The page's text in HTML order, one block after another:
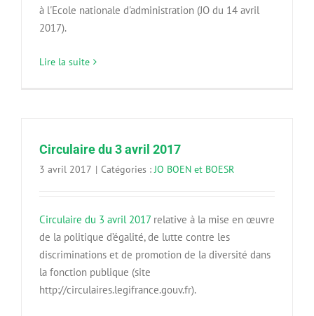
à l'Ecole nationale d'administration (JO du 14 avril
2017).
Lire la suite
Circulaire du 3 avril 2017
3 avril 2017 | Catégories : JO BOEN et BOESR
Circulaire du 3 avril 2017 relative à la mise en œuvre
de la politique d’égalité, de lutte contre les
discriminations et de promotion de la diversité dans
la fonction publique (site
http://circulaires.legifrance.gouv.fr).